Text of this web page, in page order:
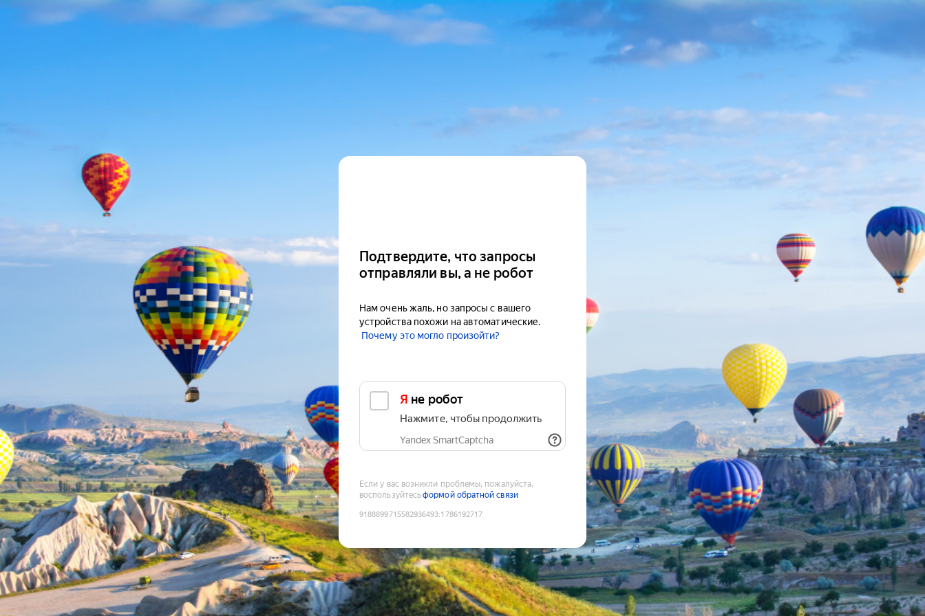
Подтвердите, что запросы
отправляли вы, а не робот
Нам очень жаль, но запросы с вашего
устройства похожи на автоматические.
Почему это могло произойти?
Я не робот
Нажмите, чтобы продолжить
Yandex SmartCaptcha
Если у вас возникли проблемы, пожалуйста,
воспользуйтесьформой обратной связи
9188899715582936493:1786192717